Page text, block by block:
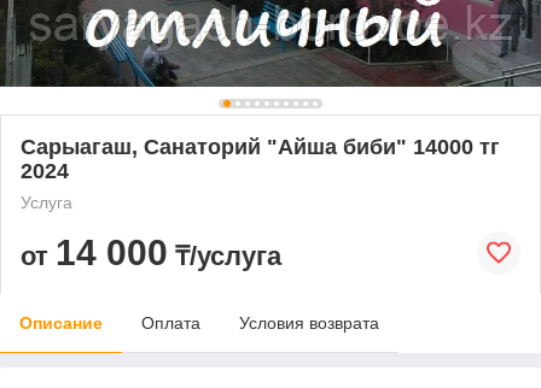
Сарыагаш, Санаторий "Айша биби" 14000 тг
2024
Услуга
от 14 000 ₸/услуга
Описание Оплата Условия возврата